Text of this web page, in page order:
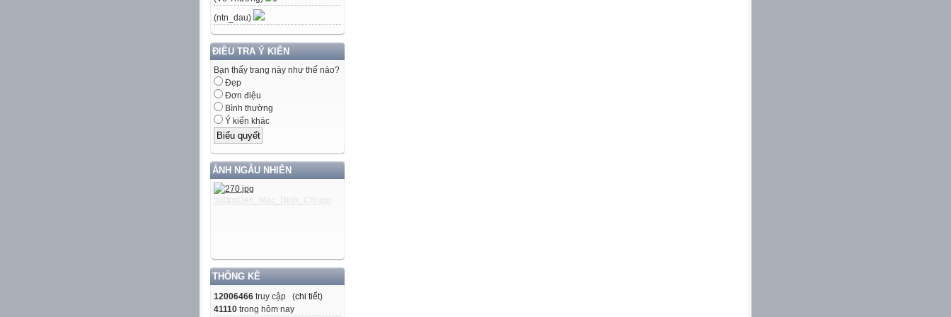
(ntn_dau)
ĐIỀU TRA Ý KIẾN
Bạn thấy trang này như thế nào?
Đẹp
Đơn điệu
Bình thường
Ý kiến khác
ẢNH NGẪU NHIÊN
THỐNG KÊ
12006466 truy cập (chi tiết)
41110 trong hôm nay